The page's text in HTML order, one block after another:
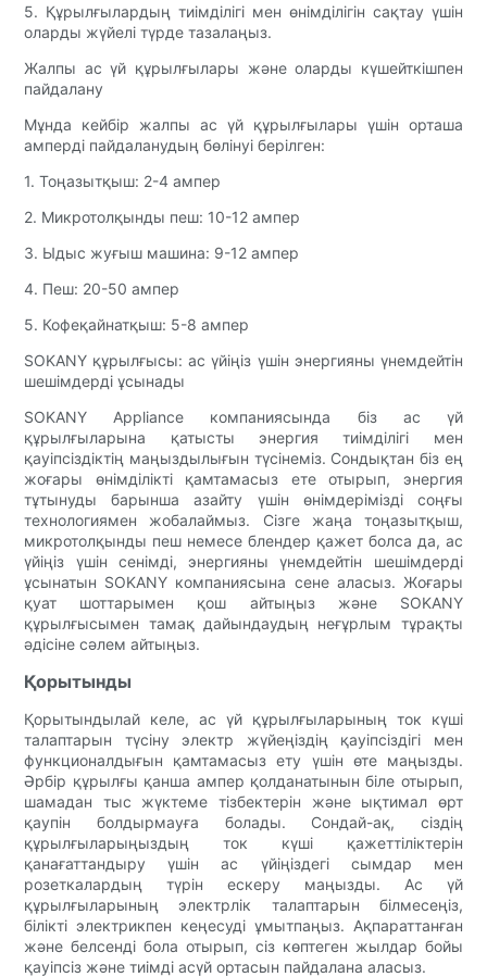
5. Құрылғылардың тиімділігі мен өнімділігін сақтау үшін
оларды жүйелі түрде тазалаңыз.
Жалпы ас үй құрылғылары және оларды күшейткішпен
пайдалану
Мұнда кейбір жалпы ас үй құрылғылары үшін орташа
амперді пайдаланудың бөлінуі берілген:
1. Тоңазытқыш: 2-4 ампер
2. Микротолқынды пеш: 10-12 ампер
3. Ыдыс жуғыш машина: 9-12 ампер
4. Пеш: 20-50 ампер
5. Кофеқайнатқыш: 5-8 ампер
SOKANY құрылғысы: ас үйіңіз үшін энергияны үнемдейтін
шешімдерді ұсынады
SOKANY Appliance компаниясында біз ас үй
құрылғыларына қатысты энергия тиімділігі мен
қауіпсіздіктің маңыздылығын түсінеміз. Сондықтан біз ең
жоғары өнімділікті қамтамасыз ете отырып, энергия
тұтынуды барынша азайту үшін өнімдерімізді соңғы
технологиямен жобалаймыз. Сізге жаңа тоңазытқыш,
микротолқынды пеш немесе блендер қажет болса да, ас
үйіңіз үшін сенімді, энергияны үнемдейтін шешімдерді
ұсынатын SOKANY компаниясына сене аласыз. Жоғары
қуат шоттарымен қош айтыңыз және SOKANY
құрылғысымен тамақ дайындаудың неғұрлым тұрақты
әдісіне сәлем айтыңыз.
Қорытынды
Қорытындылай келе, ас үй құрылғыларының ток күші
талаптарын түсіну электр жүйеңіздің қауіпсіздігі мен
функционалдығын қамтамасыз ету үшін өте маңызды.
Әрбір құрылғы қанша ампер қолданатынын біле отырып,
шамадан тыс жүктеме тізбектерін және ықтимал өрт
қаупін болдырмауға болады. Сондай-ақ, сіздің
құрылғыларыңыздың ток күші қажеттіліктерін
қанағаттандыру үшін ас үйіңіздегі сымдар мен
розеткалардың түрін ескеру маңызды. Ас үй
құрылғыларының электрлік талаптарын білмесеңіз,
білікті электрикпен кеңесуді ұмытпаңыз. Ақпараттанған
және белсенді бола отырып, сіз көптеген жылдар бойы
қауіпсіз және тиімді асүй ортасын пайдалана аласыз.